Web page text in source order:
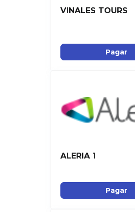
VINALES TOURS
Pagar
ALERIA 1
Pagar